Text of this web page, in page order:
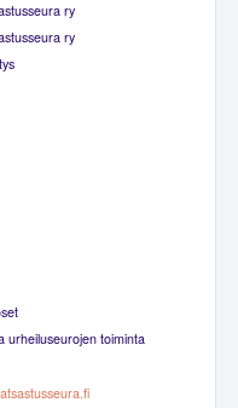
ry
ry
urheiluseurojen toiminta